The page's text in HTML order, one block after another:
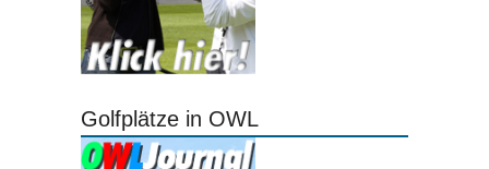
Golfplätze in OWL